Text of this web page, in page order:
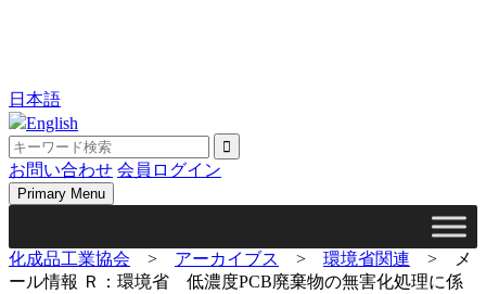
日本語
English
お問い合わせ 会員ログイン
Primary Menu
化成品工業協会 > アーカイブス > 環境省関連 >
メ
ール情報 Ｒ：環境省 低濃度PCB廃棄物の無害化処理に係